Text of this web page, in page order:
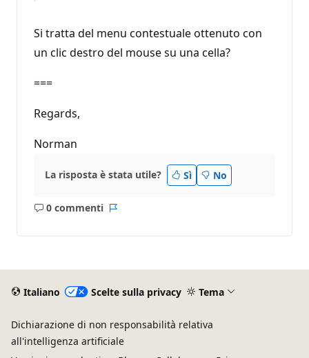
Si tratta del menu contestuale ottenuto con
un clic destro del mouse su una cella?
===
Regards,
Norman
La risposta è stata utile? Sì No
0 commenti
Nessun
Italiano Scelte sulla privacy Tema
Dichiarazione di non responsabilità relativa
all'intelligenza artificiale